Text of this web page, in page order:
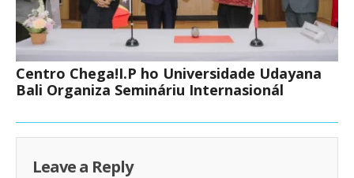
Centro Chega!I.P ho Universidade Udayana
Bali Organiza Semináriu Internasionál
Leave a Reply